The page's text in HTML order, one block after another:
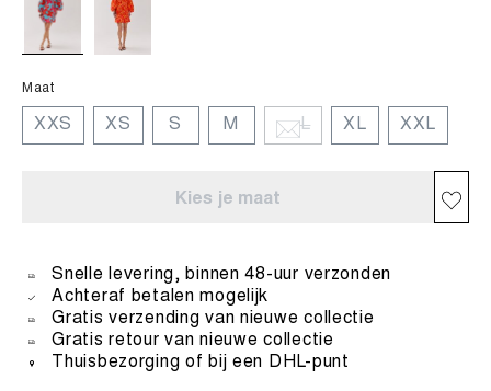
Maat
XXS XS S M L XL XXL
Kies je maat
Snelle levering, binnen 48-uur verzonden
Achteraf betalen mogelijk
Gratis verzending van nieuwe collectie
Gratis retour van nieuwe collectie
Thuisbezorging of bij een DHL-punt